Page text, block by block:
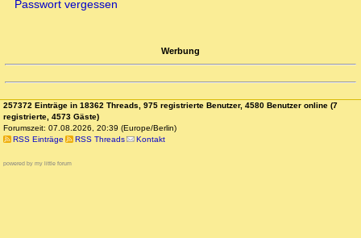
Passwort vergessen
Werbung
257372 Einträge in 18362 Threads, 975 registrierte Benutzer, 4580 Benutzer online (7
registrierte, 4573 Gäste)
Forumszeit: 07.08.2026, 20:39 (Europe/Berlin)
RSS Einträge
RSS Threads Kontakt
powered by my little forum